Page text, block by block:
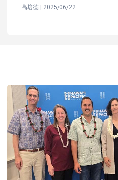
高培德 | 2025/06/22